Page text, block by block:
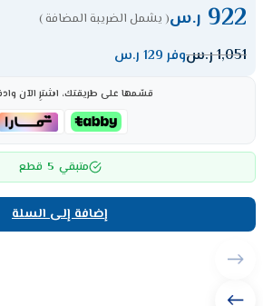
922 ر.س( يشمل الضريبة المضافة )
1,051ر.سوفر 129 ر.س
قسّمها على طريقتك، اشترِ الآن
متبقي 5 قطع
إضافة إلى السلة